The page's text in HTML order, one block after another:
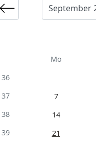
Mo
36
37
7
38
14
39
21